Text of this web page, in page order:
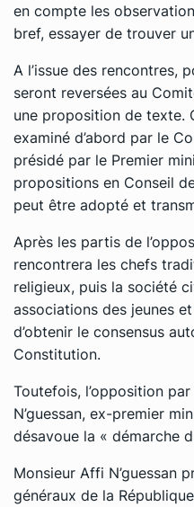
en compte les
bref, essayer de trouver
A l’issue des rencontres,
seront reversées au
une proposition de texte.
examiné d’abord par le
présidé par le Premier
propositions en Conseil
peut être adopté et
Après les partis de
rencontrera les chefs
religieux, puis la société
associations des jeunes
d’obtenir le consensus
Constitution.
Toutefois, l’opposition
N’guessan, ex-premier
désavoue la « démarche
Monsieur Affi N’guessan
généraux de la